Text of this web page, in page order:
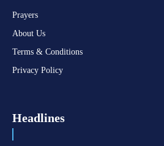
Prayers
About Us
Terms & Conditions
Privacy Policy
Headlines